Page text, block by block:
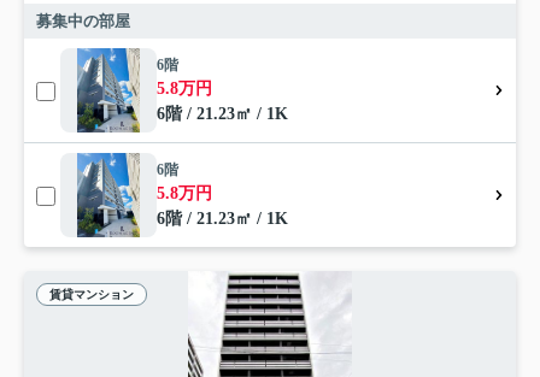
募集中の部屋
6階
5.8万円
6階 / 21.23㎡ / 1K
6階
5.8万円
6階 / 21.23㎡ / 1K
賃貸マンション